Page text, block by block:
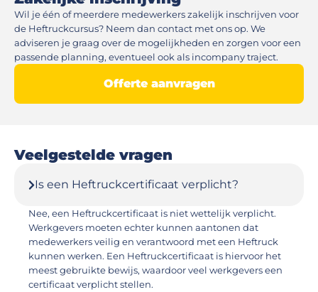
Wil je één of meerdere medewerkers zakelijk inschrijven voor
de Heftruckcursus? Neem dan contact met ons op. We
adviseren je graag over de mogelijkheden en zorgen voor een
passende planning, eventueel ook als incompany traject.
Offerte aanvragen
Veelgestelde vragen
Is een Heftruckcertificaat verplicht?
Nee, een Heftruckcertificaat is niet wettelijk verplicht.
Werkgevers moeten echter kunnen aantonen dat
medewerkers veilig en verantwoord met een Heftruck
kunnen werken. Een Heftruckcertificaat is hiervoor het
meest gebruikte bewijs, waardoor veel werkgevers een
certificaat verplicht stellen.